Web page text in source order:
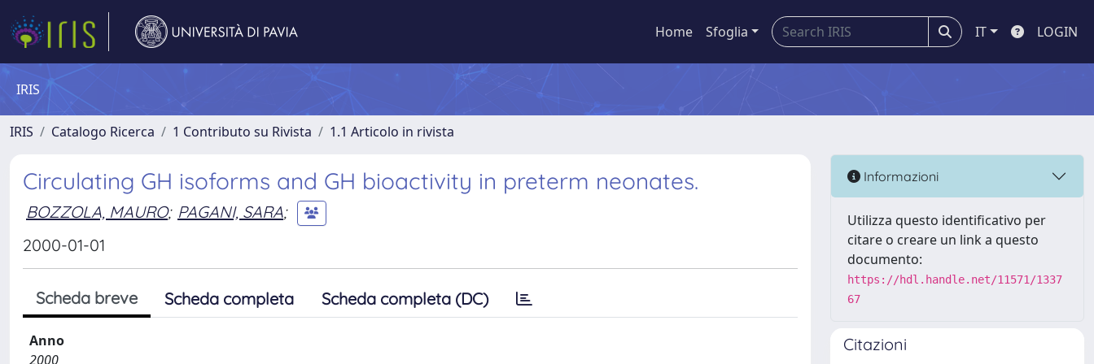
Home Sfoglia IT LOGIN
IRIS
IRIS Catalogo Ricerca 1 Contributo su Rivista 1.1 Articolo in rivista
Circulating GH isoforms and GH bioactivity in preterm neonates.
BOZZOLA, MAURO; PAGANI, SARA;
2000-01-01
Scheda breve Scheda completa Scheda completa (DC)
Anno
2000
Informazioni
Utilizza questo identificativo per
citare o creare un link a questo
documento:
https://hdl.handle.net/11571/1337
67
Citazioni